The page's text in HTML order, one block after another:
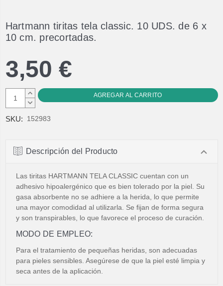
Hartmann tiritas tela classic. 10 UDS. de 6 x
10 cm. precortadas.
3,50 €
AUMENTAR
CANTIDAD:
DISMINUIR
SKU: 152983
Descripción del Producto
Las tiritas HARTMANN TELA CLASSIC cuentan con un
adhesivo hipoalergénico que es bien tolerado por la piel. Su
gasa absorbente no se adhiere a la herida, lo que permite
una mayor comodidad al utilizarla. Se fijan de forma segura
y son transpirables, lo que favorece el proceso de curación.
MODO DE EMPLEO:
Para el tratamiento de pequeñas heridas, son adecuadas
para pieles sensibles. Asegúrese de que la piel esté limpia y
seca antes de la aplicación.